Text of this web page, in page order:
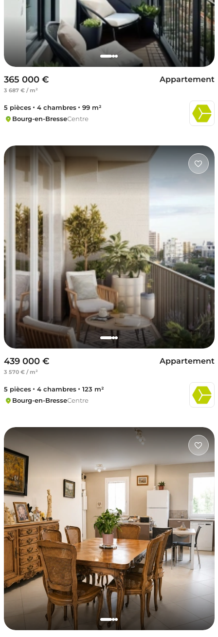
365 000 €
3 687 € / m²
Appartement
5 pièces 4 chambres
99 m²
Bourg-en-BresseCentre
439 000 €
3 570 € / m²
Appartement
5 pièces 4 chambres
123 m²
Bourg-en-BresseCentre